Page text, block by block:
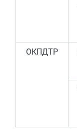
ОКПДТР